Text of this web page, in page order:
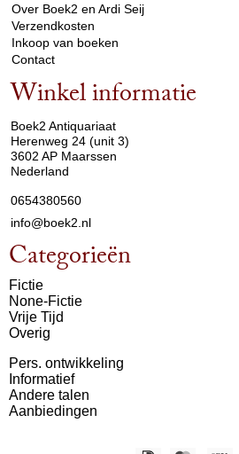
Over Boek2 en Ardi Seij
Verzendkosten
Inkoop van boeken
Contact
Winkel informatie
Boek2 Antiquariaat
Herenweg 24 (unit 3)
3602 AP Maarssen
Nederland
0654380560
info@boek2.nl
Categorieën
Fictie
None-Fictie
Vrije Tijd
Overig
Pers. ontwikkeling
Informatief
Andere talen
Aanbiedingen